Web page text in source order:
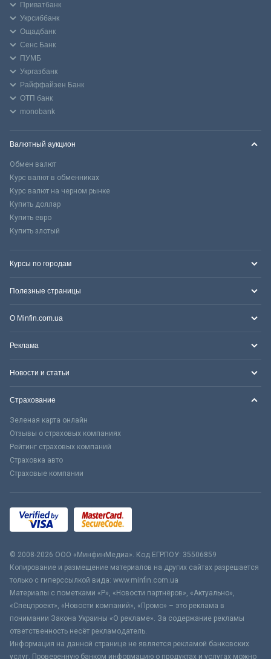
Приватбанк
Укрсиббанк
Ощадбанк
Сенс Банк
ПУМБ
Укргазбанк
Райффайзен Банк
ОТП банк
monobank
Валютный аукцион
Обмен валют
Курс валют в обменниках
Курс валют на черном рынке
Купить доллар
Купить евро
Купить злотый
Курсы по городам
Полезные страницы
О Minfin.com.ua
Реклама
Новости и статьи
Страхование
Зеленая карта онлайн
Отзывы о страховых компаниях
Рейтинг страховых компаний
Страховка авто
Страховые компании
© 2008-2026 ООО «МинфинМедиа». Код ЕГРПОУ: 35506859
Копирование и размещение материалов на других сайтах разрешается
только с гиперссылкой вида: www.minfin.com.ua
Материалы с пометками «Р», «Новости партнёров», «Актуально»,
«Спецпроект», «Новости компаний», «Промо» – это реклама в
понимании Закона Украины «О рекламе». За содержание рекламы
ответственность несёт рекламодатель.
Информация на данной странице не является рекламой банковских
услуг. Проверенную банком информацию о продуктах и услугах можно